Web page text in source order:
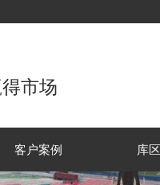
市场
客户案例 库